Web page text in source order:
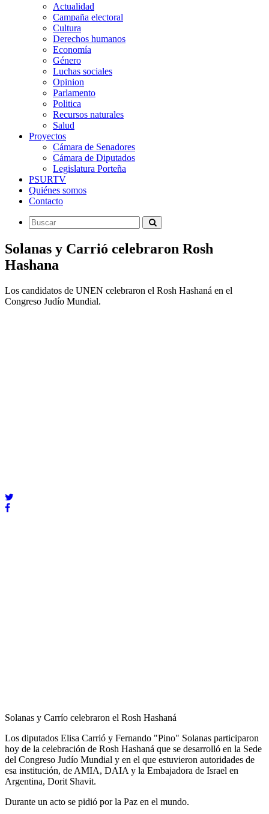
Actualidad
Campaña electoral
Cultura
Derechos humanos
Economía
Género
Luchas sociales
Opinion
Parlamento
Politica
Recursos naturales
Salud
Proyectos
Cámara de Senadores
Cámara de Diputados
Legislatura Porteña
PSURTV
Quiénes somos
Contacto
Solanas y Carrió celebraron Rosh
Hashana
Los candidatos de UNEN celebraron el Rosh Hashaná en el
Congreso Judío Mundial.
Solanas y Carrío celebraron el Rosh Hashaná
Los diputados Elisa Carrió y Fernando "Pino" Solanas participaron
hoy de la celebración de Rosh Hashaná que se desarrolló en la Sede
del Congreso Judío Mundial y en el que estuvieron autoridades de
esa institución, de AMIA, DAIA y la Embajadora de Israel en
Argentina, Dorit Shavit.
Durante un acto se pidió por la Paz en el mundo.